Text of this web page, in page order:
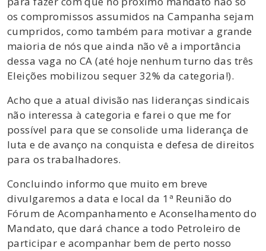
os compromissos assumidos na Campanha sejam
cumpridos, como também para motivar a grande
maioria de nós que ainda não vê a importância
dessa vaga no CA (até hoje nenhum turno das três
Eleições mobilizou sequer 32% da categoria!).
Acho que a atual divisão nas lideranças sindicais
não interessa à categoria e farei o que me for
possível para que se consolide uma liderança de
luta e de avanço na conquista e defesa de direitos
para os trabalhadores.
Concluindo informo que muito em breve
divulgaremos a data e local da 1ª Reunião do
Fórum de Acompanhamento e Aconselhamento do
Mandato, que dará chance a todo Petroleiro de
participar e acompanhar bem de perto nosso